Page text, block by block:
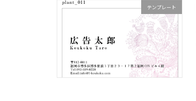
テンプレート